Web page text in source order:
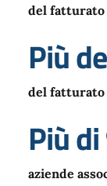
del fatturato
Più
del fatturato
Più
aziende